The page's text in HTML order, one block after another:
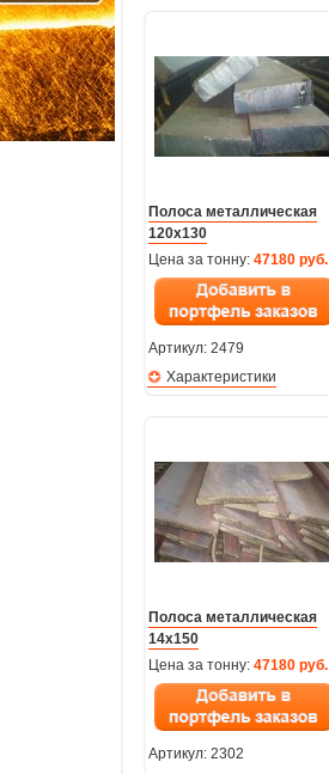
Полоса металлическая
120х130
Цена за тонну: 47180 руб.
Артикул: 2479
Характеристики
Полоса металлическая
14х150
Цена за тонну: 47180 руб.
Артикул: 2302